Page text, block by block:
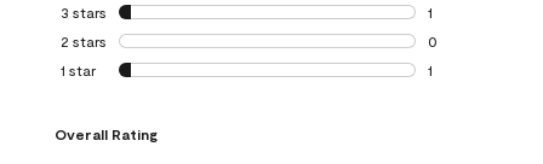
0 reviews with 4
3 stars stars
1
1 review with 3
2 stars stars
0
0 reviews with 2
1 star stars
1
Overall Rating